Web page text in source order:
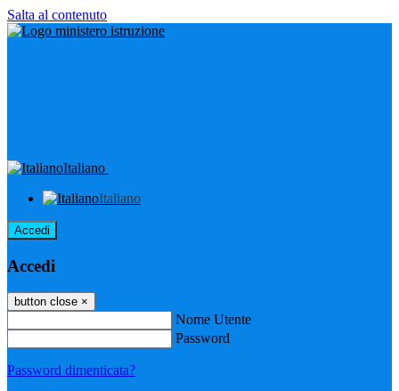
Salta al contenuto
Italiano
Italiano
Accedi
Accedi
button close ×
Nome Utente
Password
Password dimenticata?